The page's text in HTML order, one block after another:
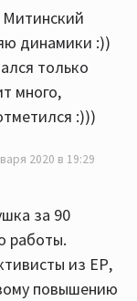
динамики :))
только
много,
:)))
2020 в 19:29
за 90
работы.
из ЕР,
повышению